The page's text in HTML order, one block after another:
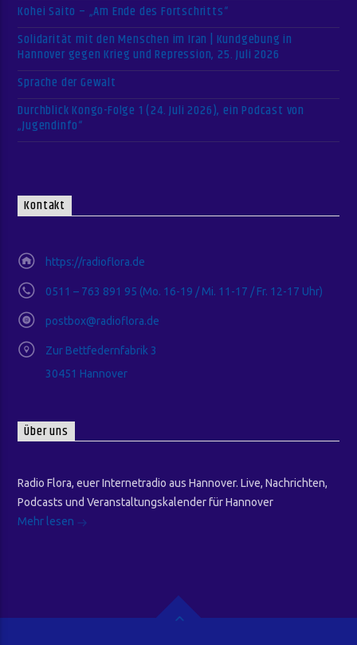
Kohei Saito – „Am Ende des Fortschritts“
Solidarität mit den Menschen im Iran | Kundgebung in
Hannover gegen Krieg und Repression, 25. Juli 2026
Sprache der Gewalt
Durchblick Kongo-Folge 1 (24. Juli 2026), ein Podcast von
„Jugendinfo“
Kontakt
https://radioflora.de
0511 – 763 891 95 (Mo. 16-19 / Mi. 11-17 / Fr. 12-17 Uhr)
postbox@radioflora.de
Zur Bettfedernfabrik 3
30451 Hannover
Über uns
Radio Flora, euer Internetradio aus Hannover. Live, Nachrichten,
Podcasts und Veranstaltungskalender für Hannover
Mehr lesen